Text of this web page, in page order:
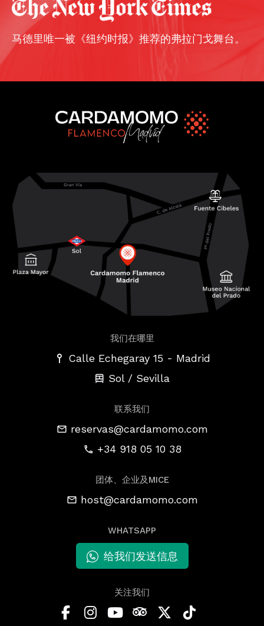
马德里唯一被《纽约时报》推荐的弗拉门戈舞台。
我们在哪里
Calle Echegaray 15 - Madrid
Sol / Sevilla
联系我们
reservas@cardamomo.com
+34 918 05 10 38
团体、企业及MICE
host@cardamomo.com
WHATSAPP
给我们发送信息
关注我们